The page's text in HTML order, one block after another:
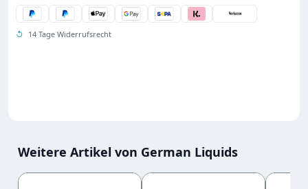
↺ 14 Tage Widerrufsrecht
Weitere Artikel von German Liquids
Produktgalerie überspringen